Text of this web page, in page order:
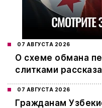
07 АВГУСТА 2026
О схеме обмана
слитками
07 АВГУСТА 2026
Гражданам